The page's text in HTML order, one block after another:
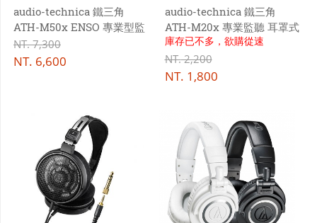
audio-technica 鐵三角
ATH-M50x ENSO 專業型監
聽耳機
NT.7,300
NT. 6,600
audio-technica 鐵三角
ATH-M20x 專業監聽 耳罩式
耳機
庫存已不多，欲購從速
NT.2,200
NT. 1,800